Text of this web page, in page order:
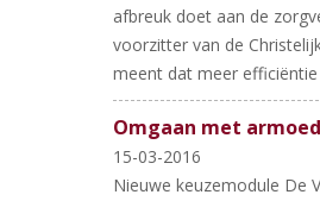
afbreuk doet aan de
voorzitter van de
meent dat meer efficiëntie
Omgaan met
15-03-2016
Nieuwe keuzemodule De